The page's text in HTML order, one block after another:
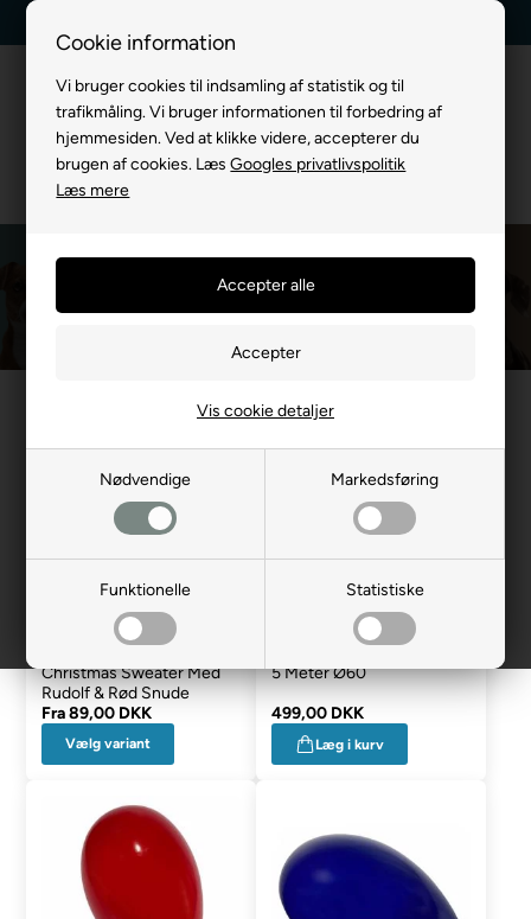
Cookie information
Vi bruger cookies til indsamling af statistik og til
trafikmåling. Vi bruger informationen til forbedring af
hjemmesiden. Ved at klikke videre, accepterer du
brugen af cookies. LæsGoogles privatlivspolitik
Læs mere
Nødvendige Markedsføring
Funktionelle Statistiske
Vis cookie detaljer
Pawise
Du er her:MÆRKEVARE/Pawise
Christmas Sweater Med
Rudolf & Rød Snude
Fra89,00 DKK
Vælg variant
5 Meter Ø60
499,00 DKK
Læg i kurv